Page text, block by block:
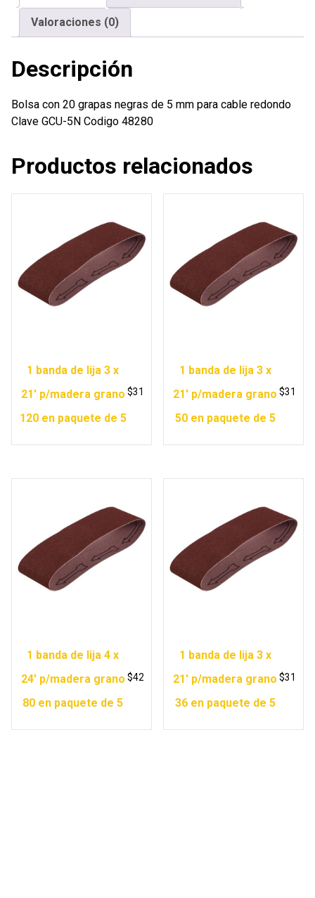
mm
para
redondo
cantidad
Valoraciones (0)
Descripción
Bolsa con 20 grapas negras de 5 mm para cable redondo
Clave GCU-5N Codigo 48280
Productos relacionados
1 banda de lija 3 x
21′ p/madera grano
120 en paquete de 5
$31
1 banda de lija 3 x
21′ p/madera grano
50 en paquete de 5
$31
1 banda de lija 4 x
24′ p/madera grano
80 en paquete de 5
$42
1 banda de lija 3 x
21′ p/madera grano
36 en paquete de 5
$31